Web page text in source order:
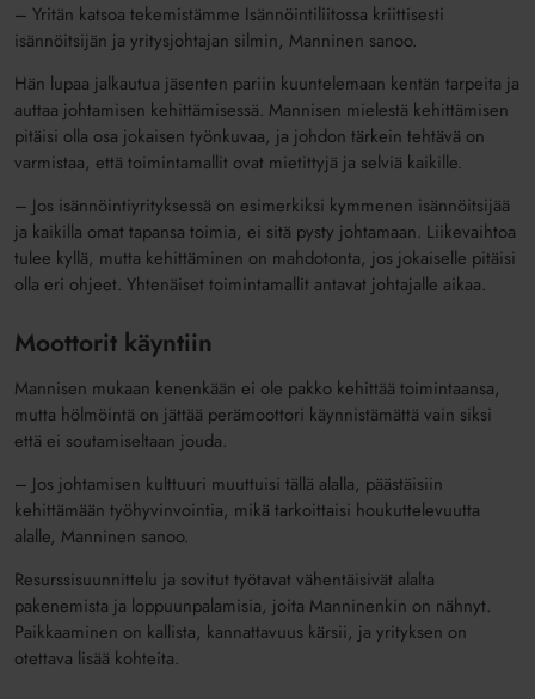
– Yritän katsoa tekemistämme Isännöintiliitossa kriittisesti
isännöitsijän ja yritysjohtajan silmin, Manninen sanoo.
Hän lupaa jalkautua jäsenten pariin kuuntelemaan kentän tarpeita ja
auttaa johtamisen kehittämisessä. Mannisen mielestä kehittämisen
pitäisi olla osa jokaisen työnkuvaa, ja johdon tärkein tehtävä on
varmistaa, että toimintamallit ovat mietittyjä ja selviä kaikille.
– Jos isännöintiyrityksessä on esimerkiksi kymmenen isännöitsijää
ja kaikilla omat tapansa toimia, ei sitä pysty johtamaan. Liikevaihtoa
tulee kyllä, mutta kehittäminen on mahdotonta, jos jokaiselle pitäisi
olla eri ohjeet. Yhtenäiset toimintamallit antavat johtajalle aikaa.
Moottorit käyntiin
Mannisen mukaan kenenkään ei ole pakko kehittää toimintaansa,
mutta hölmöintä on jättää perämoottori käynnistämättä vain siksi
että ei soutamiseltaan jouda.
– Jos johtamisen kulttuuri muuttuisi tällä alalla, päästäisiin
kehittämään työhyvinvointia, mikä tarkoittaisi houkuttelevuutta
alalle, Manninen sanoo.
Resurssisuunnittelu ja sovitut työtavat vähentäisivät alalta
pakenemista ja loppuunpalamisia, joita Manninenkin on nähnyt.
Paikkaaminen on kallista, kannattavuus kärsii, ja yrityksen on
otettava lisää kohteita.